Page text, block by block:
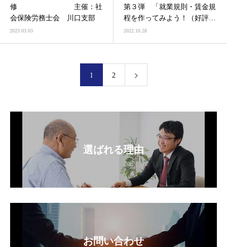
修 主催：社
会保険労務士会 川口支部
2023.03.03
第３弾 「就業規則・賃金規
程を作ってみよう！（好評に
つき2回目！）」 主
2022.10.28
1 2
選ばれる理由
お問い合わせ